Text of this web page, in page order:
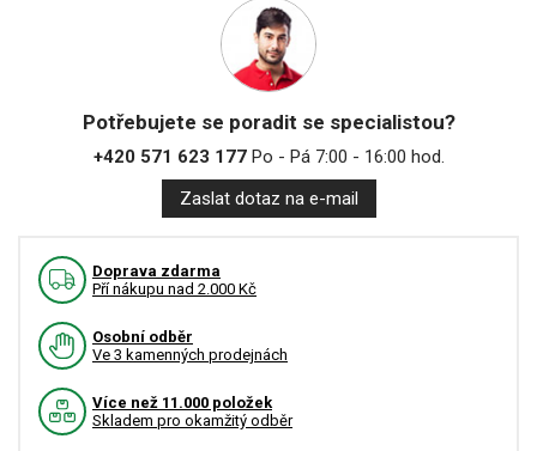
Potřebujete se poradit se specialistou?
+420 571 623 177Po - Pá 7:00 - 16:00 hod.
Zaslat dotaz na e-mail
Doprava zdarma
Pří nákupu nad 2.000 Kč
Osobní odběr
Ve 3 kamenných prodejnách
Více než 11.000 položek
Skladem pro okamžitý odběr